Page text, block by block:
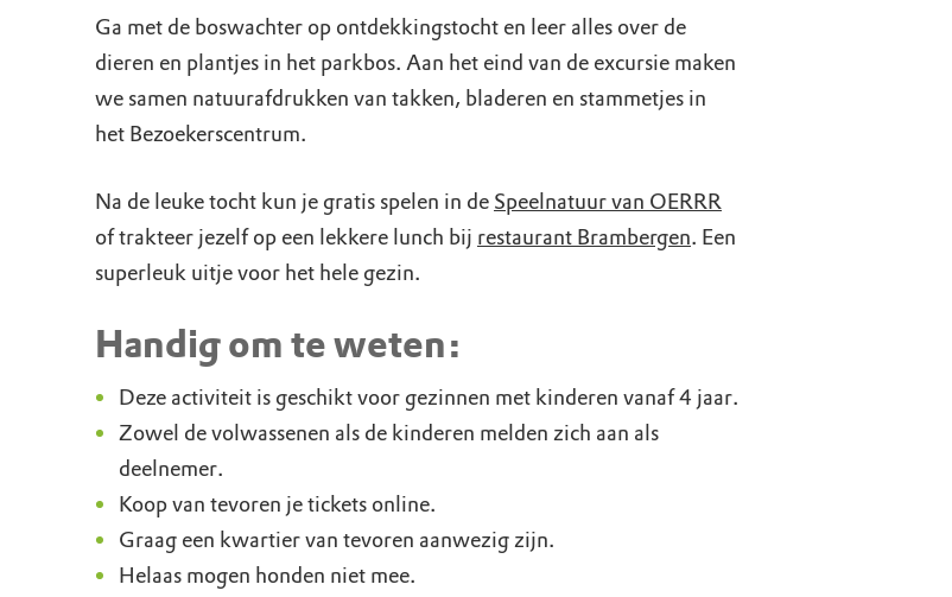
Ga met de boswachter op ontdekkingstocht en leer alles over de
dieren en plantjes in het parkbos. Aan het eind van de excursie maken
we samen natuurafdrukken van takken, bladeren en stammetjes in
het Bezoekerscentrum.
Na de leuke tocht kun je gratis spelen in de Speelnatuur van OERRR
of trakteer jezelf op een lekkere lunch bij restaurant Brambergen. Een
superleuk uitje voor het hele gezin.
Handig om te weten:
Deze activiteit is geschikt voor gezinnen met kinderen vanaf 4 jaar.
Zowel de volwassenen als de kinderen melden zich aan als
deelnemer.
Koop van tevoren je tickets online.
Graag een kwartier van tevoren aanwezig zijn.
Helaas mogen honden niet mee.